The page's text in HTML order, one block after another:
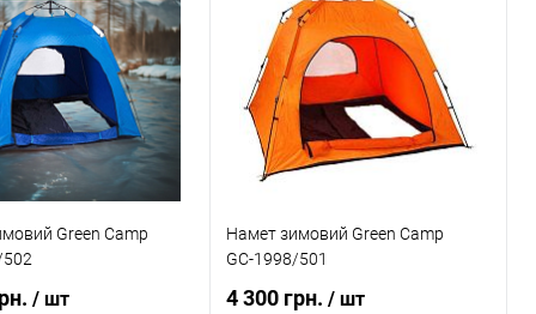
Green Camp
/ шт
Намет зимовий Green Camp
GС-1998/501
4 300 грн./ шт